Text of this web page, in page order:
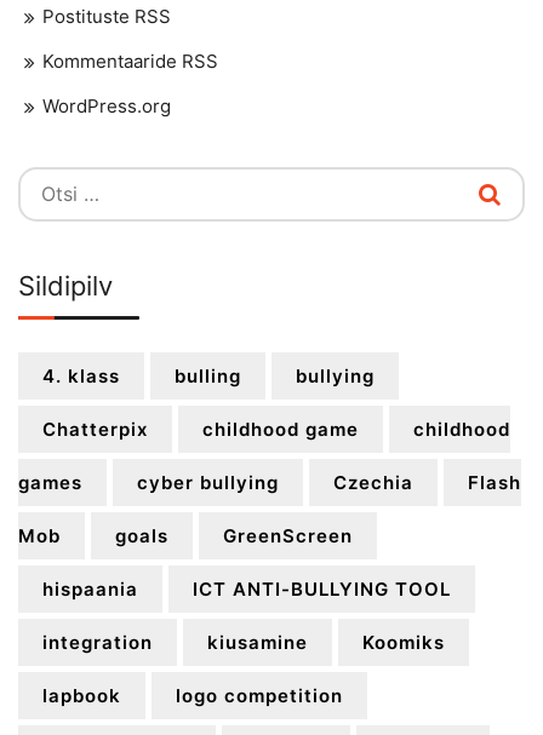
Postituste RSS
Kommentaaride RSS
WordPress.org
Otsi:
Sildipilv
4. klass bulling bullying
Chatterpix childhood game childhood
games cyber bullying Czechia Flash
Mob goals GreenScreen
hispaania ICT ANTI-BULLYING TOOL
integration kiusamine Koomiks
lapbook logo competition